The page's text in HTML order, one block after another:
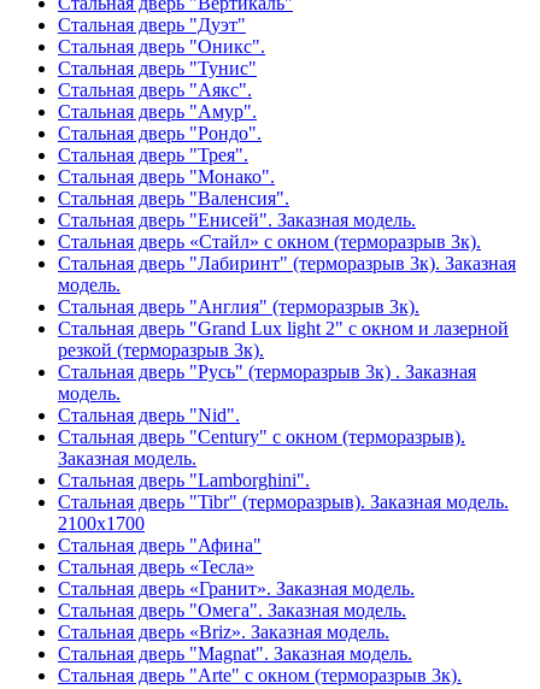
Стальная дверь "Дуэт"
Стальная дверь "Оникс".
Стальная дверь "Тунис"
Стальная дверь "Аякс".
Стальная дверь "Амур".
Стальная дверь "Рондо".
Стальная дверь "Трея".
Стальная дверь "Монако".
Стальная дверь "Валенсия".
Стальная дверь "Енисей". Заказная модель.
Стальная дверь «Стайл» с окном (терморазрыв 3к).
Стальная дверь "Лабиринт" (терморазрыв 3к). Заказная
модель.
Стальная дверь "Англия" (терморазрыв 3к).
Стальная дверь "Grand Lux light 2" с окном и лазерной
резкой (терморазрыв 3к).
Стальная дверь "Русь" (терморазрыв 3к) . Заказная
модель.
Стальная дверь "Nid".
Стальная дверь "Century" с окном (терморазрыв).
Заказная модель.
Стальная дверь "Lamborghini".
Стальная дверь "Tibr" (терморазрыв). Заказная модель.
2100х1700
Стальная дверь "Афина"
Стальная дверь «Тесла»
Стальная дверь «Гранит». Заказная модель.
Стальная дверь "Омега". Заказная модель.
Стальная дверь «Briz». Заказная модель.
Стальная дверь "Magnat". Заказная модель.
Стальная дверь "Arte" с окном (терморазрыв 3к).